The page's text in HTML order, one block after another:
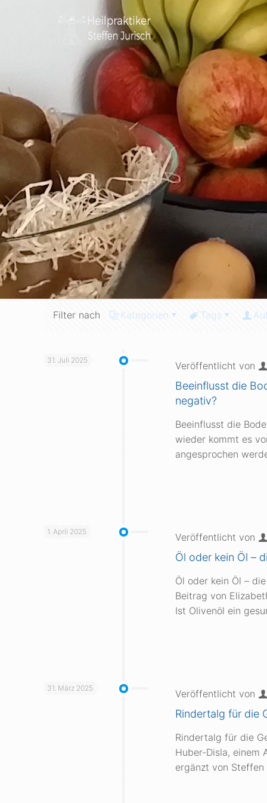
Filter nach Kategorien Tags
31. Juli 2025 Veröffentlicht von
Beeinflusst die
negativ?
Beeinflusst die
wieder kommt es
angesprochen
1. April 2025 Veröffentlicht von
Öl oder kein Öl –
Öl oder kein Öl –
Beitrag von
Ist Olivenöl ein
31. März 2025 Veröffentlicht von
Rindertalg für die
Rindertalg für die
Huber-Disla, einem
ergänzt von